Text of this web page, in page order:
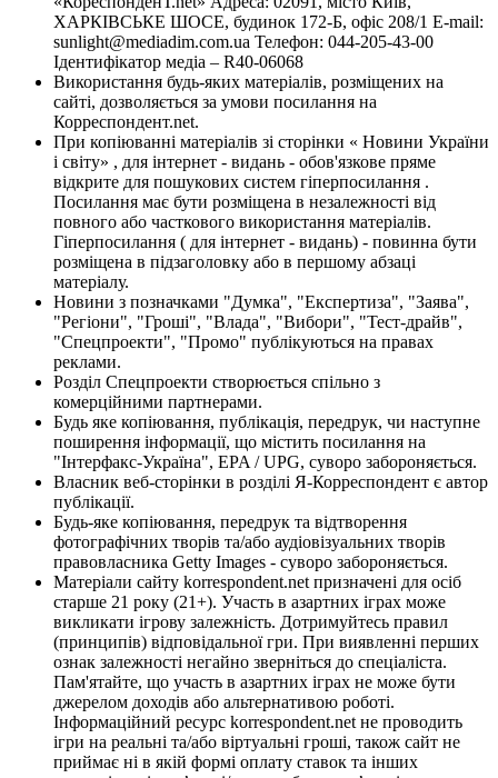
ХАРКІВСЬКЕ ШОСЕ, будинок 172-Б, офіс 208/1 E-mail:
sunlight@mediadim.com.ua Телефон: 044-205-43-00
Ідентифікатор медіа – R40-06068
Використання будь-яких матеріалів, розміщених на
сайті, дозволяється за умови посилання на
Корреспондент.net.
При копіюванні матеріалів зі сторінки « Новини України
і світу» , для інтернет - видань - обов'язкове пряме
відкрите для пошукових систем гіперпосилання .
Посилання має бути розміщена в незалежності від
повного або часткового використання матеріалів.
Гіперпосилання ( для інтернет - видань) - повинна бути
розміщена в підзаголовку або в першому абзаці
матеріалу.
Новини з позначками "Думка", "Експертиза", "Заява",
"Регіони", "Гроші", "Влада", "Вибори", "Тест-драйв",
"Спецпроекти", "Промо" публікуються на правах
реклами.
Розділ Спецпроекти створюється спільно з
комерційними партнерами.
Будь яке копіювання, публікація, передрук, чи наступне
поширення інформації, що містить посилання на
"Інтерфакс-Україна", EPA / UPG, суворо забороняється.
Власник веб-сторінки в розділі Я-Корреспондент є автор
публікації.
Будь-яке копіювання, передрук та відтворення
фотографічних творів та/або аудіовізуальних творів
правовласника Getty Images - суворо забороняється.
Матеріали сайту korrespondent.net призначені для осіб
старше 21 року (21+). Участь в азартних іграх може
викликати ігрову залежність. Дотримуйтесь правил
(принципів) відповідальної гри. При виявленні перших
ознак залежності негайно зверніться до спеціаліста.
Пам'ятайте, що участь в азартних іграх не може бути
джерелом доходів або альтернативою роботі.
Інформаційний ресурс korrespondent.net не проводить
ігри на реальні та/або віртуальні гроші, також сайт не
приймає ні в якій формі оплату ставок та інших